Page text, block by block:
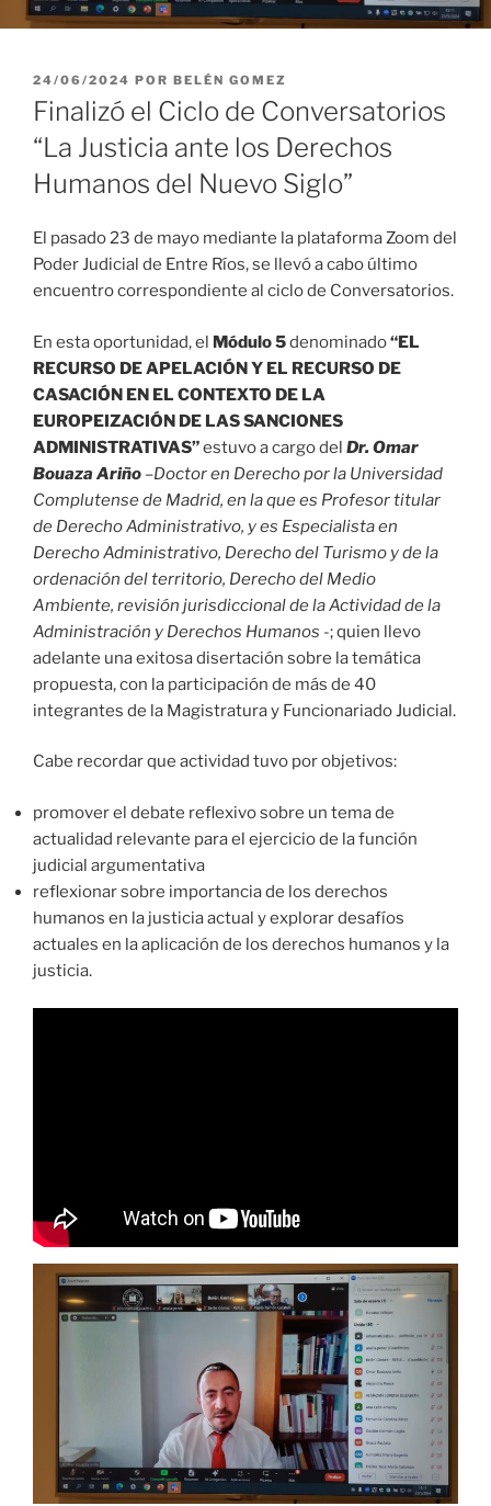
PUBLICADO
EL
24/06/2024 POR BELÉN GOMEZ
Finalizó el Ciclo de Conversatorios
“La Justicia ante los Derechos
Humanos del Nuevo Siglo”
El pasado 23 de mayo mediante la plataforma Zoom del
Poder Judicial de Entre Ríos, se llevó a cabo último
encuentro correspondiente al ciclo de Conversatorios.
En esta oportunidad, el Módulo 5denominado“EL
RECURSO DE APELACIÓN Y EL RECURSO DE
CASACIÓN EN EL CONTEXTO DE LA
EUROPEIZACIÓN DE LAS SANCIONES
ADMINISTRATIVAS”estuvo a cargo del Dr. Omar
Bouaza Ariño –Doctor en Derecho por la Universidad
Complutense de Madrid, en la que es Profesor titular
de Derecho Administrativo, y es Especialista en
Derecho Administrativo, Derecho del Turismo y de la
ordenación del territorio, Derecho del Medio
Ambiente, revisión jurisdiccional de la Actividad de la
Administración y Derechos Humanos -; quien llevo
adelante una exitosa disertación sobre la temática
propuesta, con la participación de más de 40
integrantes de la Magistratura y Funcionariado Judicial.
Cabe recordar que actividad tuvo por objetivos:
promover el debate reflexivo sobre un tema de
actualidad relevante para el ejercicio de la función
judicial argumentativa
reflexionar sobre importancia de los derechos
humanos en la justicia actual y explorar desafíos
actuales en la aplicación de los derechos humanos y la
justicia.